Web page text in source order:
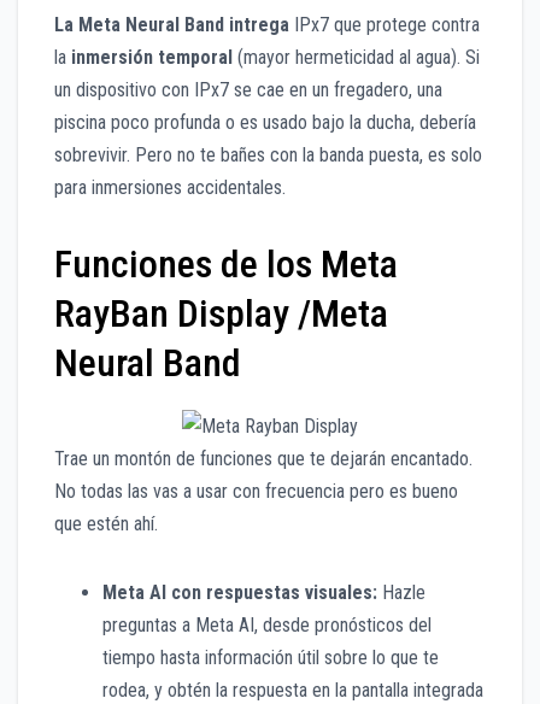
La Meta Neural Band intrega IPx7 que protege contra
la inmersión temporal (mayor hermeticidad al agua). Si
un dispositivo con IPx7 se cae en un fregadero, una
piscina poco profunda o es usado bajo la ducha, debería
sobrevivir. Pero no te bañes con la banda puesta, es solo
para inmersiones accidentales.
Funciones de los Meta
RayBan Display /Meta
Neural Band
Trae un montón de funciones que te dejarán encantado.
No todas las vas a usar con frecuencia pero es bueno
que estén ahí.
Meta AI con respuestas visuales: Hazle
preguntas a Meta AI, desde pronósticos del
tiempo hasta información útil sobre lo que te
rodea, y obtén la respuesta en la pantalla integrada